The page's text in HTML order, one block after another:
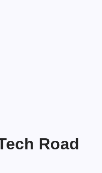
Road